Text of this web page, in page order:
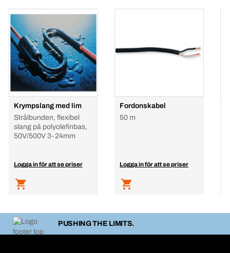
Krympslang med lim
Strålbunden, flexibel
slang på polyolefinbas,
50V/500V 3-24mm
Logga in för att se priser
Fordonskabel
50 m
Logga in för att se priser
PUSHING THE LIMITS.